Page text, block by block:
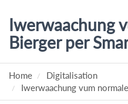
Iwerwaachung
Bierger per
Home
Digitalisation
Iwerwaachung vum